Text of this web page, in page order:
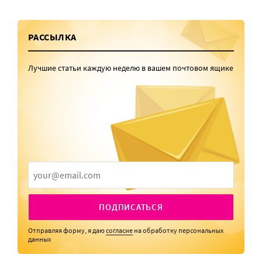
РАССЫЛКА
Лучшие статьи каждую неделю в вашем почтовом ящике
ПОДПИСАТЬСЯ
Отправляя форму, я даюсогласие на обработку персональных
данных